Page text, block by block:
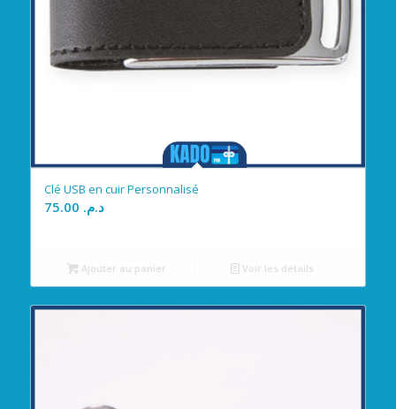
Clé USB en cuir Personnalisé
د.م.
Ajouter au panier Voir les détails